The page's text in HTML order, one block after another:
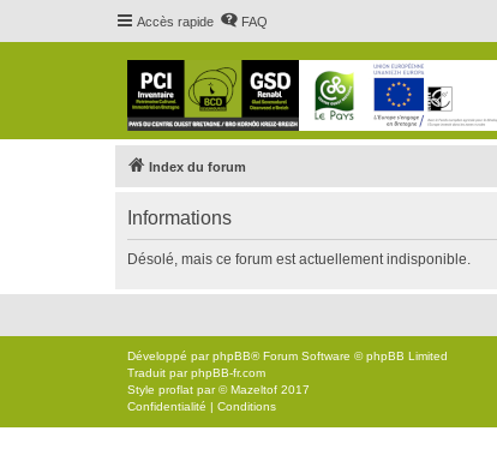
Accès rapide FAQ
Index du forum
Informations
Désolé, mais ce forum est actuellement indisponible.
Développé parphpBB® Forum Software © phpBB Limited
Traduit parphpBB-fr.com
Style proflat par ©Mazeltof 2017
Confidentialité | Conditions